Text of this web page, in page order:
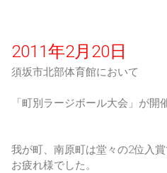
2011年2月20日
須坂市北部体育館において
「町別ラージボール大会」が開
我が町、南原町は堂々の2位入賞
お疲れ様でした。